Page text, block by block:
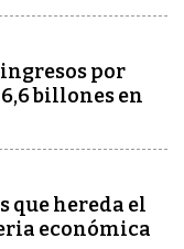
por
billones en
que hereda el
económica